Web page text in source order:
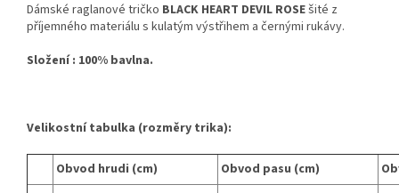
Dámské raglanové tričko BLACK HEART DEVIL ROSEšité z
příjemného materiálu s kulatým výstřihem a černými rukávy.
Složení : 100% bavlna.
Velikostní tabulka (rozměry trika):
Obvod hrudi (cm) Obvod pasu (cm)